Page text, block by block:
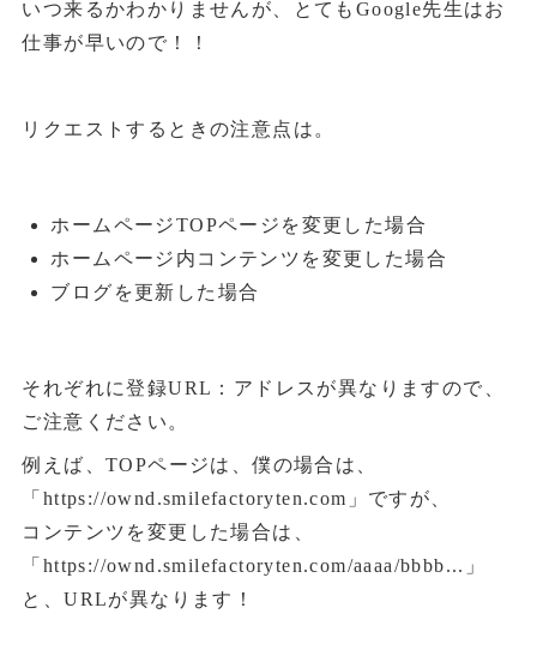
いつ来るかわかりませんが、とてもGoogle先生はお
仕事が早いので！！
リクエストするときの注意点は。
ホームページTOPページを変更した場合
ホームページ内コンテンツを変更した場合
ブログを更新した場合
それぞれに登録URL：アドレスが異なりますので、
ご注意ください。
例えば、TOPページは、僕の場合は、
「https://ownd.smilefactoryten.com」ですが、
コンテンツを変更した場合は、
「https://ownd.smilefactoryten.com/aaaa/bbbb...」
と、URLが異なります！